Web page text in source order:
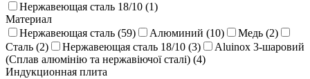
Нержавеющая сталь 18/10 (1)
Материал
Нержавеющая сталь (59) Алюминий (10) Медь (2)
Сталь (2) Нержавеющая сталь 18/10 (3)
Aluinox 3-шаровий
(Сплав алюмінію та нержавіючої сталі) (4)
Индукционная плита